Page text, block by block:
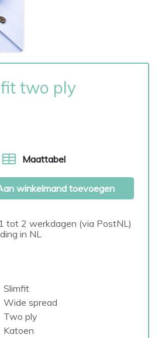
two ply
Maattabel
winkelmand toevoegen
tot 2 werkdagen (via PostNL)
in NL
Slimfit
Wide spread
Two ply
Katoen